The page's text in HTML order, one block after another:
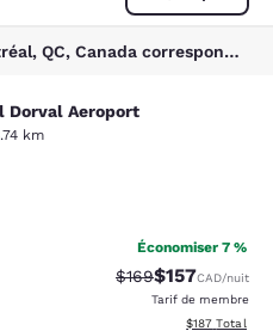
4 hôtels près de Anjou, Montréal, QC, Canada correspondant à vos filtres
Aeroport
Dorval Aeroport
km
1642 commentaires
Économiser 7 %
Tarif barré :
$169Tarif réduit :
$157CAD/nuit
Tarif de membre
Afficher les
$187 Total